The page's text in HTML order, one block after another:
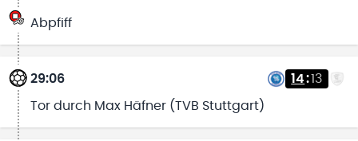
Abpfiff
29:06 14:13
Tor durch Max Häfner (TVB Stuttgart)